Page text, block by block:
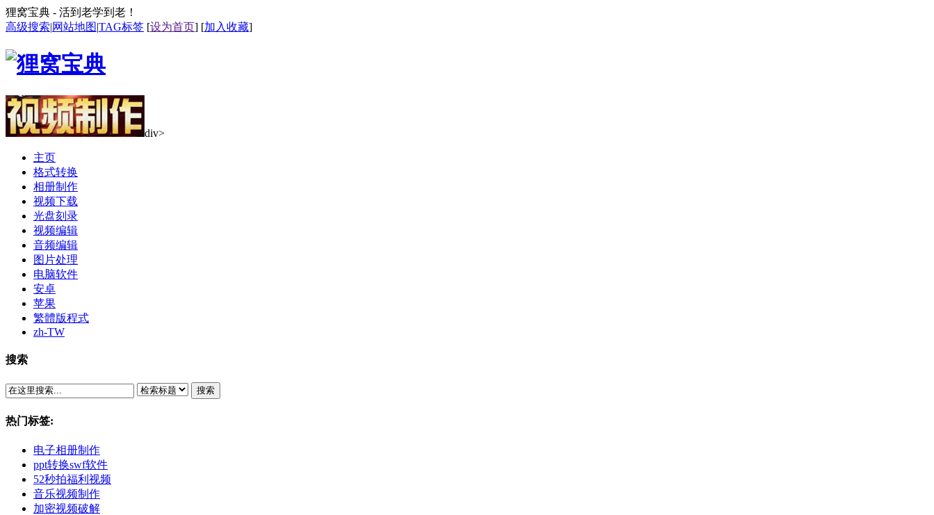
狸窝宝典 - 活到老学到老！
高级搜索|网站地图|TAG标签 [设为首页] [加入收藏]
div>
主页
格式转换
相册制作
视频下载
光盘刻录
视频编辑
音频编辑
图片处理
电脑软件
安卓
苹果
繁體版程式
zh-TW
搜索
搜索
热门标签:
电子相册制作
ppt转换swf软件
52秒拍福利视频
音乐视频制作
加密视频破解